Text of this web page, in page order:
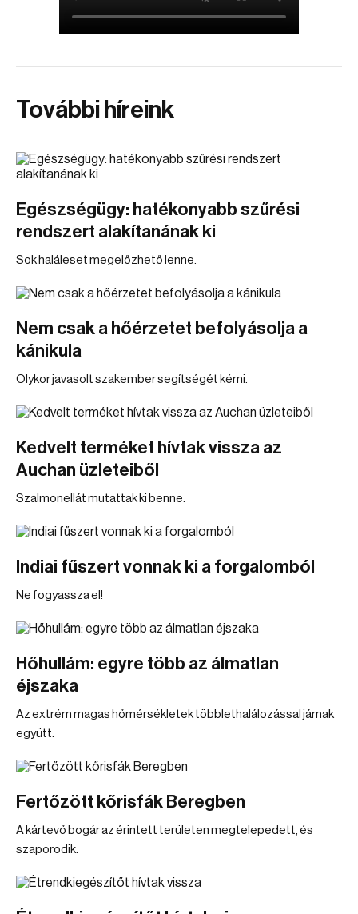
További híreink
Egészségügy: hatékonyabb szűrési
rendszert alakítanának ki
Sok haláleset megelőzhető lenne.
Nem csak a hőérzetet befolyásolja a
kánikula
Olykor javasolt szakember segítségét kérni.
Kedvelt terméket hívtak vissza az
Auchan üzleteiből
Szalmonellát mutattak ki benne.
Indiai fűszert vonnak ki a forgalomból
Ne fogyassza el!
Hőhullám: egyre több az álmatlan
éjszaka
Az extrém magas hőmérsékletek többlethalálozással járnak
együtt.
Fertőzött kőrisfák Beregben
A kártevő bogár az érintett területen megtelepedett, és
szaporodik.